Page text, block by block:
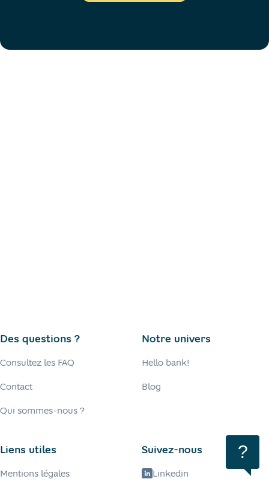
Des questions ?
Consultez les FAQ
Contact
Qui sommes-nous ?
Notre univers
Hello bank!
Blog
Liens utiles
Mentions légales
Suivez-nous
Linkedin
?